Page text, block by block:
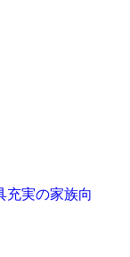
充実の家族向